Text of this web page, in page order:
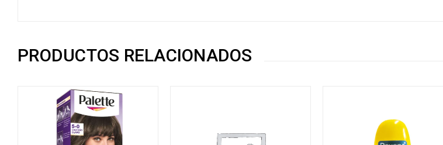
PRODUCTOS RELACIONADOS